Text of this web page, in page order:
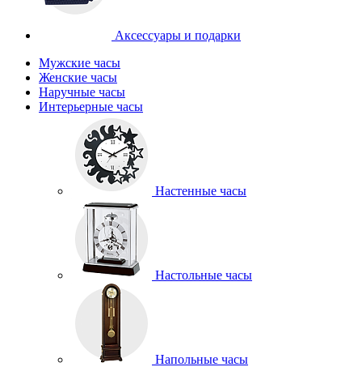
Аксессуары и подарки
Мужские часы
Женские часы
Наручные часы
Интерьерные часы
Настенные часы
Настольные часы
Напольные часы